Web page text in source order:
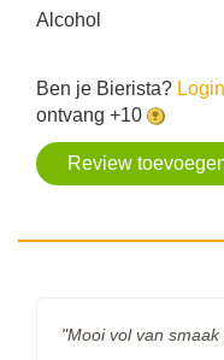
Alcohol
Ben je Bierista? Login
ontvang +10
Review
"Mooi vol van